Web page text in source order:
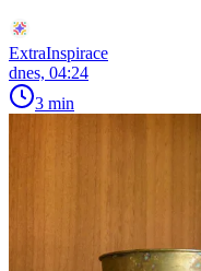
ExtraInspirace
dnes, 04:24
3 min